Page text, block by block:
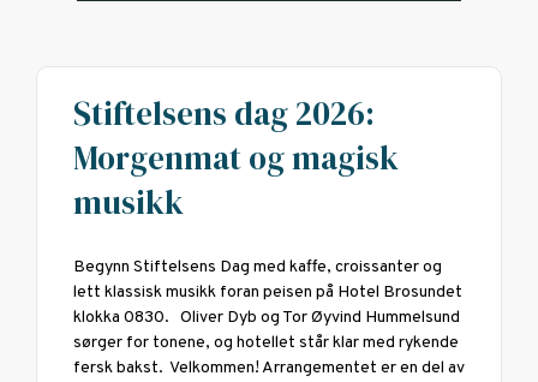
Stiftelsens dag 2026:
Morgenmat og magisk
musikk
Begynn Stiftelsens Dag med kaffe, croissanter og
lett klassisk musikk foran peisen på Hotel Brosundet
klokka 0830. Oliver Dyb og Tor Øyvind Hummelsund
sørger for tonene, og hotellet står klar med rykende
fersk bakst. Velkommen! Arrangementet er en del av